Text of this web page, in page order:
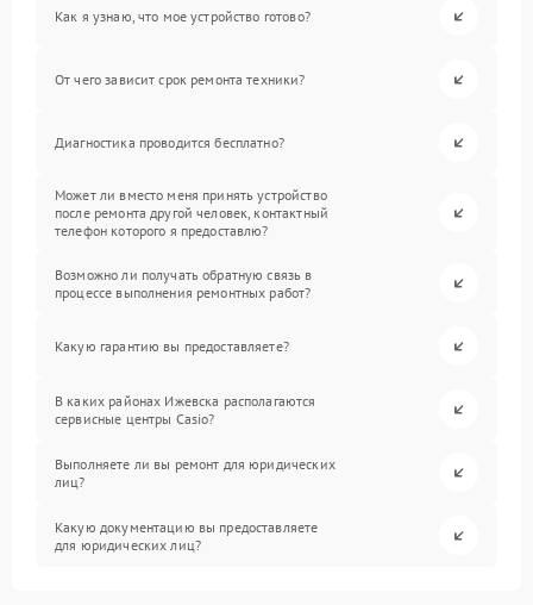
Как я узнаю, что мое устройство готово?
От чего зависит срок ремонта техники?
Диагностика проводится бесплатно?
Может ли вместо меня принять устройство
после ремонта другой человек, контактный
телефон которого я предоставлю?
Возможно ли получать обратную связь в
процессе выполнения ремонтных работ?
Какую гарантию вы предоставляете?
В каких районах Ижевска располагаются
сервисные центры Casio?
Выполняете ли вы ремонт для юридических
лиц?
Какую документацию вы предоставляете
для юридических лиц?